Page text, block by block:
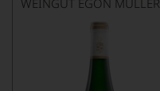
WEINGUT EGON MÜLLER